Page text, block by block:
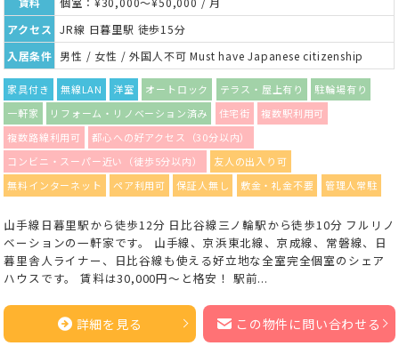
アクセス
JR線 日暮里駅 徒歩15分
入居条件 男性 / 女性 / 外国人不可 Must have Japanese citizenship
家具付き 無線LAN 洋室 オートロック テラス・屋上有り
駐輪場有り
一軒家
リフォーム・リノベーション済み 住宅街
複数駅利用可
複数路線利用可
都心への好アクセス（30分以内）
コンビニ・スーパー近い（徒歩5分以内）
友人の出入り可
無料インターネット
ペア利用可 保証人無し 敷金・礼金不要 管理人常駐
山手線日暮里駅から徒歩12分 日比谷線三ノ輪駅から徒歩10分 フルリノ
ベーションの一軒家です。 山手線、京浜東北線、京成線、常磐線、日
暮里舎人ライナー、日比谷線も使える好立地な全室完全個室のシェア
ハウスです。 賃料は30,000円～と格安！ 駅前...
詳細を見る この物件に問い合わせる